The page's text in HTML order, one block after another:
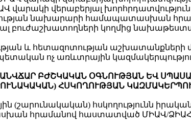
վարակի վերաբերյալ
նախարարի համապատասխան
բուժաշխատողների կողմից
և հետազոտության աշխատանքների
ոչ առևտրային
ԲԺՇԿԱԿԱՆ ՕԳՆՈՒԹՅԱՆ ԵՎ
ՀՍԿՈՂՈՒԹՅԱՆ
(շարունակական) հսկողությունն
հրամանով հաստատված ՄԻԱՎ/ՁԻԱՀ-